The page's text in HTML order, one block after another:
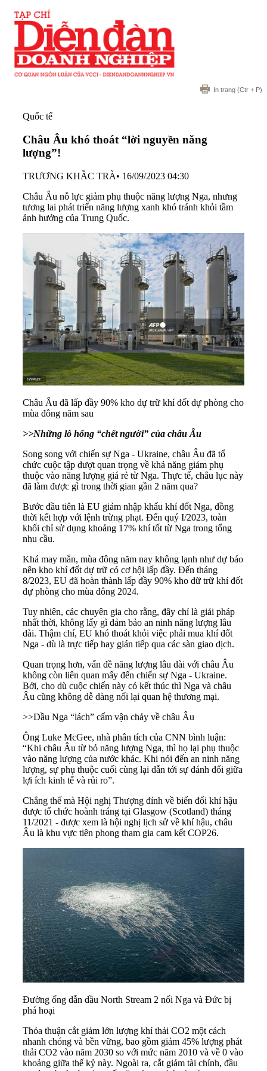
In trang (Ctr + P)
Quốc tế
Châu Âu khó thoát “lời nguyền năng
lượng”!
TRƯƠNG KHẮC TRÀ• 16/09/2023 04:30
Châu Âu nỗ lực giảm phụ thuộc năng lượng Nga, nhưng
tương lai phát triển năng lượng xanh khó tránh khỏi tầm
ảnh hưởng của Trung Quốc.
Châu Âu đã lấp đầy 90% kho dự trữ khí đốt dự phòng cho
mùa đông năm sau
>>Những lỗ hổng “chết người” của châu Âu
Song song với chiến sự Nga - Ukraine, châu Âu đã tổ
chức cuộc tập dượt quan trọng về khả năng giảm phụ
thuộc vào năng lượng giá rẻ từ Nga. Thực tế, châu lục này
đã làm được gì trong thời gian gần 2 năm qua?
Bước đầu tiên là EU giảm nhập khẩu khí đốt Nga, đồng
thời kết hợp với lệnh trừng phạt. Đến quý I/2023, toàn
khối chỉ sử dụng khoảng 17% khí tốt từ Nga trong tổng
nhu cầu.
Khá may mắn, mùa đông năm nay không lạnh như dự báo
nên kho khí đốt dự trữ có cơ hội lấp đầy. Đến tháng
8/2023, EU đã hoàn thành lấp đầy 90% kho dữ trữ khí đốt
dự phòng cho mùa đông 2024.
Tuy nhiên, các chuyên gia cho rằng, đây chỉ là giải pháp
nhất thời, không lấy gì đảm bảo an ninh năng lượng lâu
dài. Thậm chí, EU khó thoát khỏi việc phải mua khí đốt
Nga - dù là trực tiếp hay gián tiếp qua các sàn giao dịch.
Quan trọng hơn, vấn đề năng lượng lâu dài với châu Âu
không còn liên quan mấy đến chiến sự Nga - Ukraine.
Bởi, cho dù cuộc chiến này có kết thúc thì Nga và châu
Âu cũng không dễ dàng nối lại quan hệ thương mại.
>>Dầu Nga “lách” cấm vận chảy về châu Âu
Ông Luke McGee, nhà phân tích của CNN bình luận:
“Khi châu Âu từ bỏ năng lượng Nga, thì họ lại phụ thuộc
vào năng lượng của nước khác. Khi nói đến an ninh năng
lượng, sự phụ thuộc cuối cùng lại dẫn tới sự đánh đổi giữa
lợi ích kinh tế và rủi ro”.
Chẳng thế mà Hội nghị Thượng đỉnh về biến đổi khí hậu
được tổ chức hoành tráng tại Glasgow (Scotland) tháng
11/2021 - được xem là hội nghị lịch sử về khí hậu, châu
Âu là khu vực tiên phong tham gia cam kết COP26.
Đường ống dẫn dầu North Stream 2 nối Nga và Đức bị
phá hoại
Thỏa thuận cắt giảm lớn lượng khí thải CO2 một cách
nhanh chóng và bền vững, bao gồm giảm 45% lượng phát
thải CO2 vào năm 2030 so với mức năm 2010 và về 0 vào
khoảng giữa thế kỷ này. Ngoài ra, cắt giảm tài chính, đầu